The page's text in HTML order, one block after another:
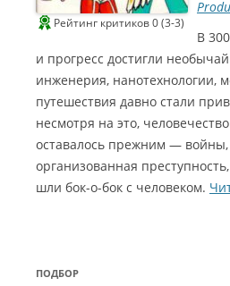
Рейтинг критиков 0 (3-3)
В
и прогресс достигли
инженерия, нанотехнологии,
путешествия давно стали
несмотря на это,
оставалось прежним —
организованная
шли бок-о-бок с человеком.
ПОДБОР